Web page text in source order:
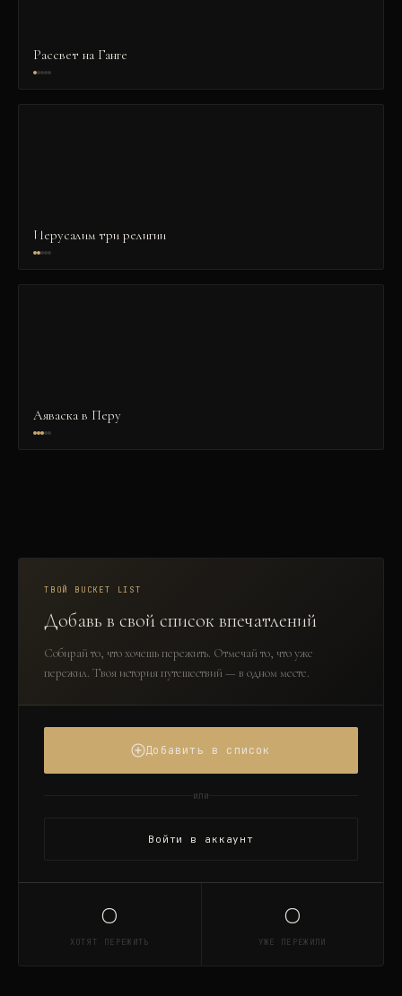
Рассвет на Ганге
Иерусалим три религии
Аяваска в Перу
ТВОЙ BUCKET LIST
Добавь в свой список впечатлений
Собирай то, что хочешь пережить. Отмечай то, что уже
пережил. Твоя история путешествий — в одном месте.
Добавить в список
или
Войти в аккаунт
0
ХОТЯТ ПЕРЕЖИТЬ
0
УЖЕ ПЕРЕЖИЛИ